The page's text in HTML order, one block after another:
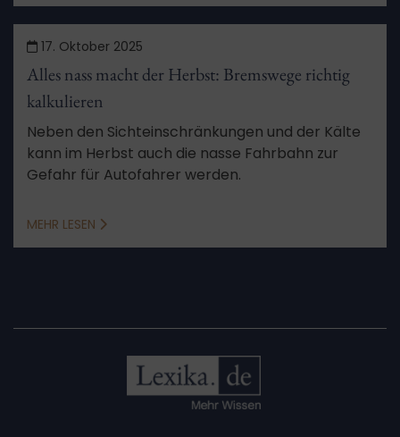
17. Oktober 2025
Alles nass macht der Herbst: Bremswege richtig
kalkulieren
Neben den Sichteinschränkungen und der Kälte
kann im Herbst auch die nasse Fahrbahn zur
Gefahr für Autofahrer werden.
MEHR LESEN